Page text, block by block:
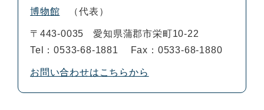
博物館 代表
〒443-0035
愛知県蒲郡市栄町10-22
Tel：0533-68-1881
Fax：0533-68-1880
お問い合わせはこちらから